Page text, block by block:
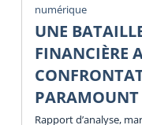
numérique
UNE
FINANCIÈRE
PARAMOUNT
Rapport d’analyse,